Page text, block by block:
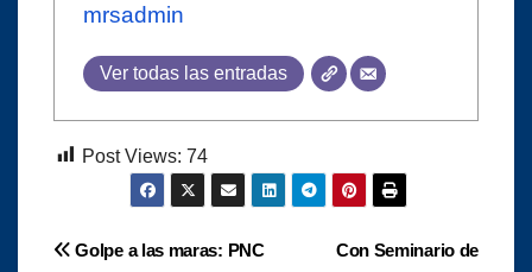
mrsadmin
Ver todas las entradas
Post Views: 74
Navegación Con Seminario de
Golpe a las maras: PNC